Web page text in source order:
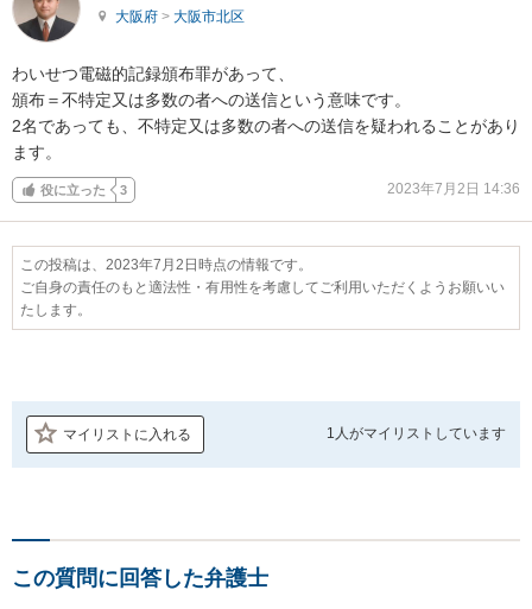
大阪府 > 大阪市北区
わいせつ電磁的記録頒布罪があって、
頒布＝不特定又は多数の者への送信という意味です。
2名であっても、不特定又は多数の者への送信を疑われることがあり
ます。
役に立った 3 2023年7月2日 14:36
この投稿は、2023年7月2日時点の情報です。
ご自身の責任のもと適法性・有用性を考慮してご利用いただくようお願いい
たします。
マイリストに入れる 1人がマイリストしています
この質問に回答した弁護士